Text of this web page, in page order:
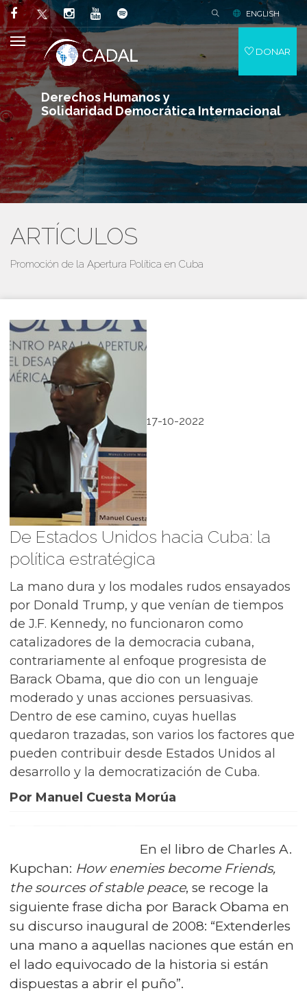
Derechos Humanos y
Solidaridad Democrática Internacional
ENGLISH
DONAR
ARTÍCULOS
Promoción de la Apertura Política en Cuba
17-10-2022
De Estados Unidos hacia Cuba: la
política estratégica
La mano dura y los modales rudos ensayados
por Donald Trump, y que venían de tiempos
de J.F. Kennedy, no funcionaron como
catalizadores de la democracia cubana,
contrariamente al enfoque progresista de
Barack Obama, que dio con un lenguaje
moderado y unas acciones persuasivas.
Dentro de ese camino, cuyas huellas
quedaron trazadas, son varios los factores que
pueden contribuir desde Estados Unidos al
desarrollo y la democratización de Cuba.
Por Manuel Cuesta Morúa
En el libro de Charles A.
Kupchan: How enemies become Friends,
the sources of stable peace, se recoge la
siguiente frase dicha por Barack Obama en
su discurso inaugural de 2008: “Extenderles
una mano a aquellas naciones que están en
el lado equivocado de la historia si están
dispuestas a abrir el puño”.